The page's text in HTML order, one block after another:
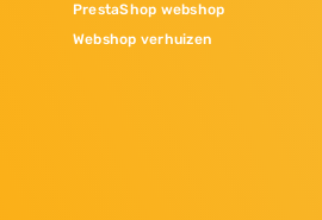
PrestaShop webshop
Webshop verhuizen